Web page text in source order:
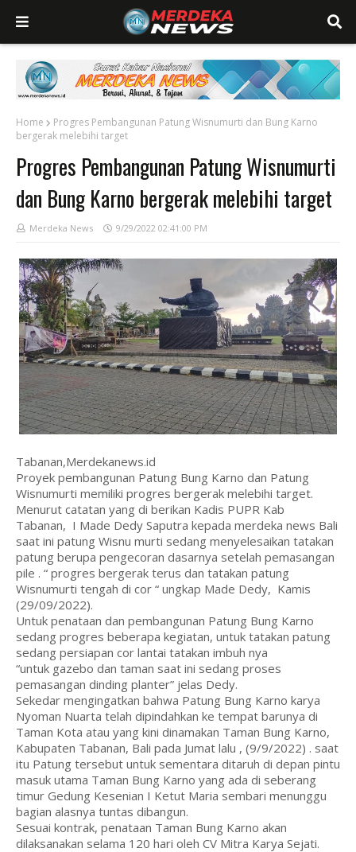
Home
Progres Pembangunan Patung Wisnumurti dan Bung Karno
bergerak melebihi target
Progres Pembangunan Patung Wisnumurti
dan Bung Karno bergerak melebihi target
Merdeka News 9/29/2022 02:41:00 PM
Tabanan,Merdekanews.id
Proyek pembangunan Patung Bung Karno dan Patung
Wisnumurti memiliki progres bergerak melebihi target.
Menurut catatan yang di berikan Kadis PUPR Kab
Tabanan, I Made Dedy Saputra kepada merdeka news Bali
saat ini patung Wisnu murti sedang menyelesaikan tatakan
patung berupa pengecoran dasarnya setelah pemasangan
pile . “ progres bergerak terus dan tatakan patung
Wisnumurti tengah di cor “ ungkap Made Dedy, Kamis
(29/09/2022).
Untuk penataan dan pembangunan Patung Bung Karno
sedang progres beberapa kegiatan, untuk tatakan patung
sedang persiapan cor lantai tatakan imbuh nya
“untuk gazebo dan taman saat ini sedang proses
pemasangan dinding planter” jelas Dedy.
Sekedar mengingatkan bahwa Patung Bung Karno karya
Nyoman Nuarta telah dipindahkan ke tempat barunya di
Taman Kota atau yang kini dinamakan Taman Bung Karno,
Kabupaten Tabanan, Bali pada Jumat lalu , (9/9/2022) . saat
itu Patung tersebut untuk sementara ditaruh di depan pintu
masuk utama Taman Bung Karno yang ada di seberang
timur Gedung Kesenian I Ketut Maria sembari menunggu
bagian alasnya tuntas dibangun.
Sesuai kontrak, penataan Taman Bung Karno akan
dilaksanakan selama 120 hari oleh CV Mitra Karya Sejati.